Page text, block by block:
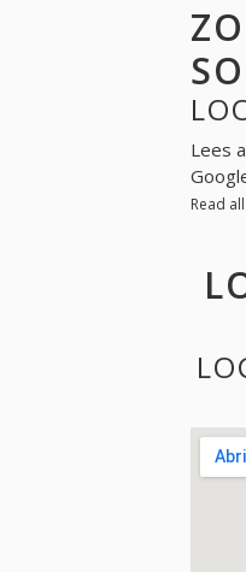
Lees
Read